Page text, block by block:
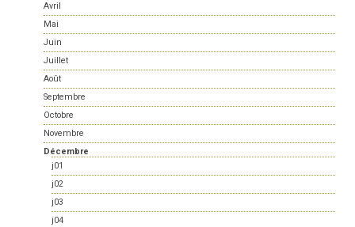
Avril
Mai
Juin
Juillet
Août
Septembre
Octobre
Novembre
Décembre
j01
j02
j03
j04